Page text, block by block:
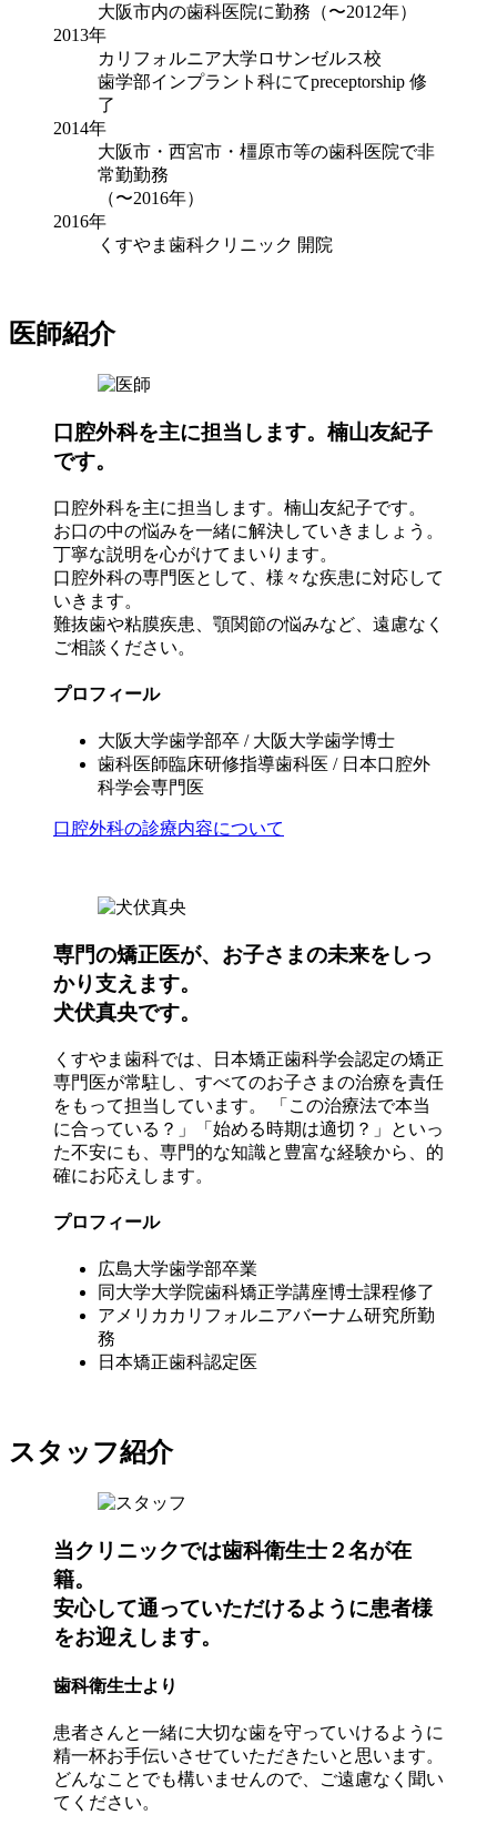
大阪市内の歯科医院に勤務（〜2012年）
2013年
カリフォルニア大学ロサンゼルス校
歯学部インプラント科にてpreceptorship 修
了
2014年
大阪市・西宮市・橿原市等の歯科医院で非
常勤勤務
（〜2016年）
2016年
くすやま歯科クリニック 開院
医師紹介
口腔外科を主に担当します。楠山友紀子
です。
口腔外科を主に担当します。楠山友紀子です。
お口の中の悩みを一緒に解決していきましょう。
丁寧な説明を心がけてまいります。
口腔外科の専門医として、様々な疾患に対応して
いきます。
難抜歯や粘膜疾患、顎関節の悩みなど、遠慮なく
ご相談ください。
プロフィール
大阪大学歯学部卒 / 大阪大学歯学博士
歯科医師臨床研修指導歯科医 / 日本口腔外
科学会専門医
口腔外科の診療内容について
専門の矯正医が、お子さまの未来をしっ
かり支えます。
犬伏真央です。
くすやま歯科では、日本矯正歯科学会認定の矯正
専門医が常駐し、すべてのお子さまの治療を責任
をもって担当しています。 「この治療法で本当
に合っている？」「始める時期は適切？」といっ
た不安にも、専門的な知識と豊富な経験から、的
確にお応えします。
プロフィール
広島大学歯学部卒業
同大学大学院歯科矯正学講座博士課程修了
アメリカカリフォルニアバーナム研究所勤
務
日本矯正歯科認定医
スタッフ紹介
当クリニックでは歯科衛生士２名が在
籍。
安心して通っていただけるように患者様
をお迎えします。
歯科衛生士より
患者さんと一緒に大切な歯を守っていけるように
精一杯お手伝いさせていただきたいと思います。
どんなことでも構いませんので、ご遠慮なく聞い
てください。